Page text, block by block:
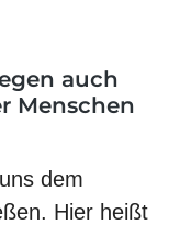
auch
Menschen
dem
Hier heißt